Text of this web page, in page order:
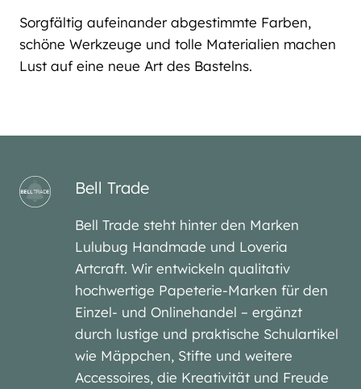
Sorgfältig aufeinander abgestimmte Farben,
schöne Werkzeuge und tolle Materialien machen
Lust auf eine neue Art des Bastelns.
Bell Trade
Bell Trade steht hinter den Marken
Lulubug Handmade und Loveria
Artcraft. Wir entwickeln qualitativ
hochwertige Papeterie-Marken für den
Einzel- und Onlinehandel – ergänzt
durch lustige und praktische Schulartikel
wie Mäppchen, Stifte und weitere
Accessoires, die Kreativität und Freude